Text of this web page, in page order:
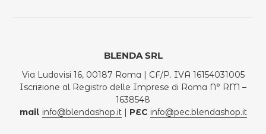
BLENDA SRL
Via Ludovisi 16, 00187 Roma | CF/P. IVA 16154031005
Iscrizione al Registro delle Imprese di Roma N° RM –
1638548
mail info@blendashop.it| PEC info@pec.blendashop.it